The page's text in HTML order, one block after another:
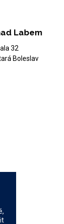
Labem
32
Boleslav